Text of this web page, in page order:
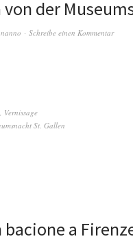
der
Schreibe einen Kommentar
, Vernissage
St. Gallen
a